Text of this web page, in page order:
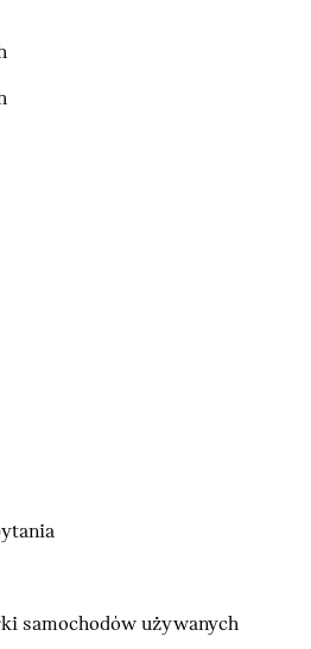
samochodów używanych